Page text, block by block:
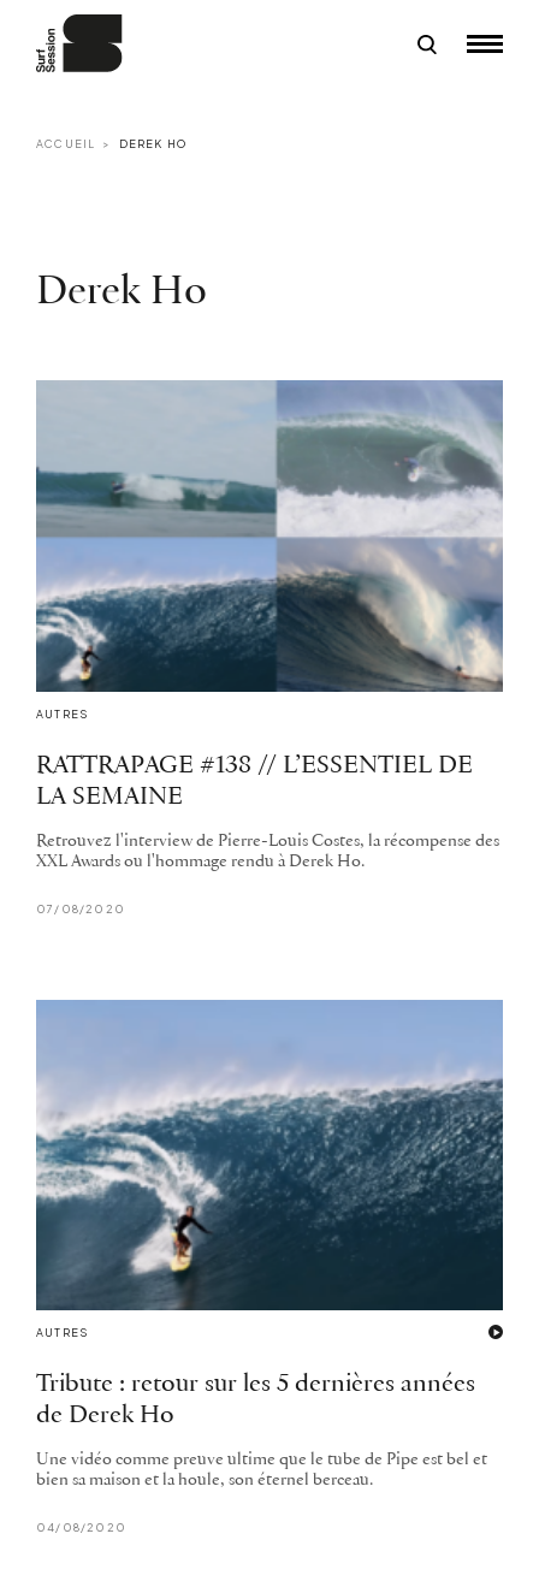
ACCUEIL DEREK HO
Derek Ho
AUTRES
RATTRAPAGE #138 // L’ESSENTIEL DE
LA SEMAINE
Retrouvez l'interview de Pierre-Louis Costes, la récompense des
XXL Awards ou l'hommage rendu à Derek Ho.
07/08/2020
AUTRES
Tribute : retour sur les 5 dernières années
de Derek Ho
Une vidéo comme preuve ultime que le tube de Pipe est bel et
bien sa maison et la houle, son éternel berceau.
04/08/2020